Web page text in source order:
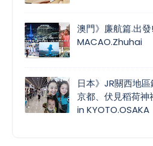
澳門》廉航篇.出
MACAO.Zhuhai
日本》JR關西地
京都、伏見稻荷
in KYOTO.OSAKA